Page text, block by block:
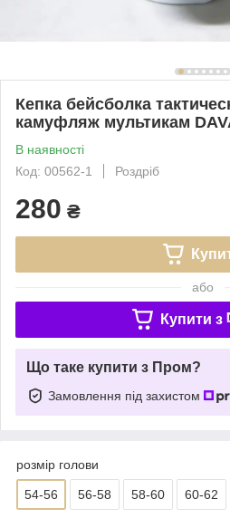
Кепка бейсболка
камуфляж мультикам
В наявності
Код: 00562-1
Роздріб
280 ₴
або
Купити з
Що таке купити з Пром?
Замовлення під захистом
розмір голови
54-56 56-58 58-60 60-62